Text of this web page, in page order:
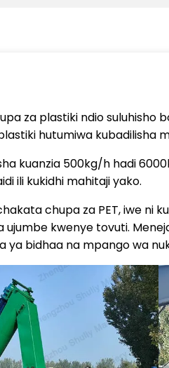
za plastiki ndio suluhisho
hutumiwa kubadilisha
kuanzia 500kg/h hadi
ili kukidhi mahitaji yako.
chupa za PET, iwe ni
ujumbe kwenye tovuti.
ya bidhaa na mpango wa